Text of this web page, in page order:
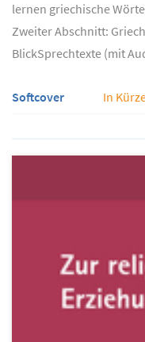
lernen griechische
Zweiter Abschnitt:
BlickSprechtexte (mit
Softcover In